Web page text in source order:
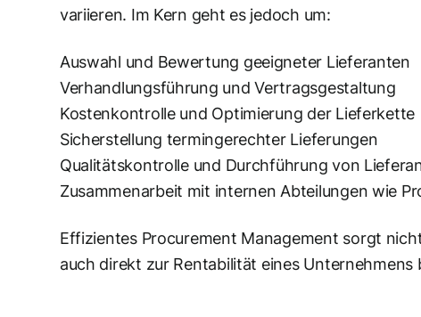
variieren. Im Kern geht es jedoch um:
Auswahl und Bewertung geeigneter Lieferanten
Verhandlungsführung und Vertragsgestaltung
Kostenkontrolle und Optimierung der Lieferkette
Sicherstellung termingerechter Lieferungen
Qualitätskontrolle und Durchführung von
Zusammenarbeit mit internen Abteilungen wie
Effizientes Procurement Management sorgt
auch direkt zur Rentabilität eines Unternehmens